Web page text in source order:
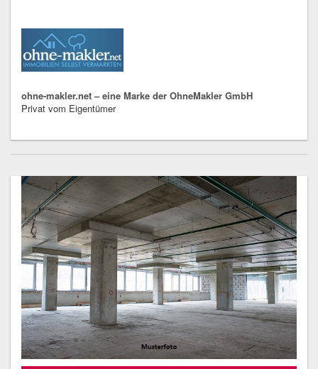
ohne-makler.net – eine Marke der OhneMakler GmbH
Privat vom Eigentümer